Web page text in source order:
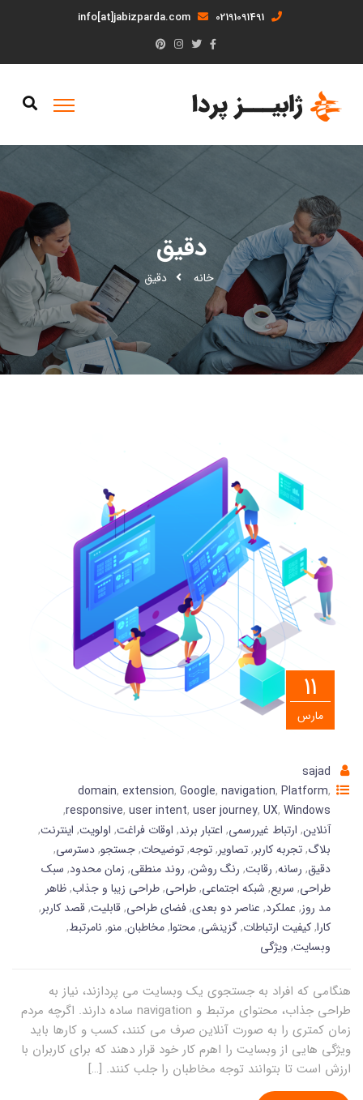
02191091491
info[at]jabizparda.com
دقیق
خانه دقیق
11
مارس
sajad
domain, extension, Google, navigation, Platform,
responsive, user intent, user journey, UX, Windows
,
آنلاین, ارتباط غیررسمی, اعتبار برند, اوقات فراغت, اولویت, اینترنت,
بلاگ,تجربه کاربر,تصاویر,توجه,توضیحات,جستجو,دسترسی,
دقیق, رسانه, رقابت, رنگ روشن, روند منطقی, زمان محدود, سبک
طراحی, سریع, شبکه اجتماعی,طراحی,طراحی زیبا و جذاب,ظاهر
مد روز, عملکرد, عناصر دو بعدی,فضای طراحی,قابلیت,قصد کاربر,
کارا,کیفیت ارتباطات,گزینشی,محتوا,مخاطبان,منو, نامرتبط,
وبسایت, ویژگی
هنگامی که افراد به جستجوی یک وبسایت می پردازند، نیاز به
طراحی جذاب، محتوای مرتبط و navigation ساده دارند. اگرچه مردم
زمان کمتری را به صورت آنلاین صرف می کنند، کسب و کارها باید
ویژگی هایی از وبسایت را اهرم کار خود قرار دهند که برای کاربران با
ارزش است تا بتوانند توجه مخاطبان را جلب کنند. […]